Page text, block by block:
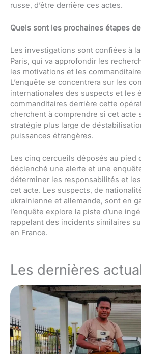
russe, d’être derrière ces actes.
Quels sont les prochaines étapes
Les investigations sont confiées à
Paris, qui va approfondir les
les motivations et les
L’enquête se concentrera sur les
internationales des suspects et les
commanditaires derrière cette
cherchent à comprendre si cet acte
stratégie plus large de
puissances étrangères.
Les cinq cercueils déposés au pied
déclenché une alerte et une
déterminer les responsabilités et
cet acte. Les suspects, de
ukrainienne et allemande, sont en
l’enquête explore la piste d’une
rappelant des incidents similaires
en France.
Les dernières